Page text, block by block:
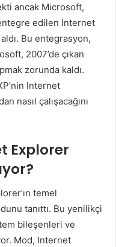
ancak Microsoft,
edilen Internet
Bu entegrasyon,
2007’de çıkan
zorunda kaldı.
Internet
nasıl çalışacağını
Explorer
temel
tanıttı. Bu yenilikçi
bileşenleri ve
Mod, Internet